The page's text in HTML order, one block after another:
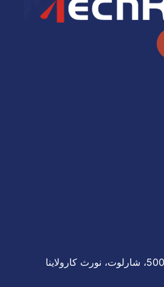
5007 شارع المحيط 5007، شارلوت، نورث كارولاينا